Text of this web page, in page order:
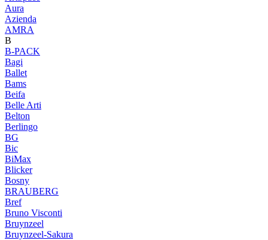
Aura
Azienda
AМRA
B
B-PACK
Bagi
Ballet
Bams
Beifa
Belle Arti
Belton
Berlingo
BG
Bic
BiMax
Blicker
Bosny
BRAUBERG
Bref
Bruno Visconti
Bruynzeel
Bruynzeel-Sakura